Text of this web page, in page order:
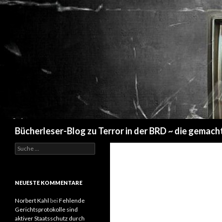
Bücherleser-Blog zu Terror in der BRD ~ die
u
e
a
c
h
NEUESTE KOMMENTARE
Norbert Kahl beiFehlende
Gerichtsprotokolle sind
aktiver Staatsschutz durch